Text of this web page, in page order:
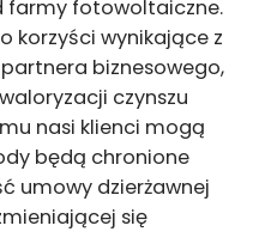
farmy fotowoltaiczne.
korzyści wynikające z
biznesowego,
czynszu
nasi klienci mogą
będą chronione
umowy dzierżawnej
się